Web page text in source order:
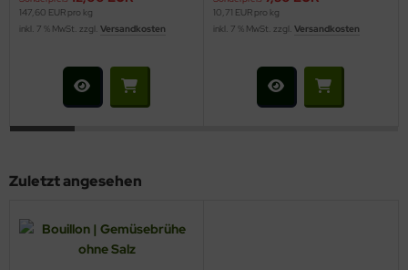
147,60 EUR pro kg
inkl. 7 % MwSt. zzgl. Versandkosten
10,71 EUR pro kg
inkl. 7 % MwSt. zzgl. Versandkosten
Zuletzt angesehen